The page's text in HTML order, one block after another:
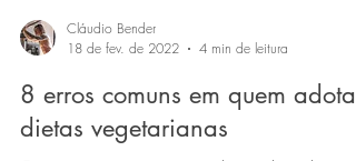
18 de fev. de 2022
4 min de leitura
8 erros comuns em quem adota